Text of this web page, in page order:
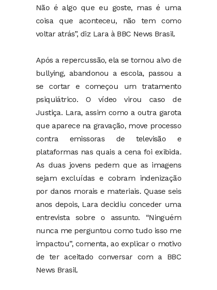
Não é algo que eu goste, mas é uma
coisa que aconteceu, não tem como
voltar atrás”, diz Lara à BBC News Brasil.
Após a repercussão, ela se tornou alvo de
bullying, abandonou a escola, passou a
se cortar e começou um tratamento
psiquiátrico. O vídeo virou caso de
Justiça. Lara, assim como a outra garota
que aparece na gravação, move processo
contra emissoras de televisão e
plataformas nas quais a cena foi exibida.
As duas jovens pedem que as imagens
sejam excluídas e cobram indenização
por danos morais e materiais. Quase seis
anos depois, Lara decidiu conceder uma
entrevista sobre o assunto. “Ninguém
nunca me perguntou como tudo isso me
impactou”, comenta, ao explicar o motivo
de ter aceitado conversar com a BBC
News Brasil.